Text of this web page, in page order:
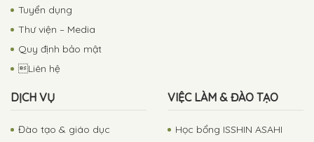
Tuyển dụng
Thư viện – Media
Quy định bảo mật
Liên hệ
DỊCH VỤ
Đào tạo & giáo dục
VIỆC LÀM & ĐÀO TẠO
Học bổng ISSHIN ASAHI